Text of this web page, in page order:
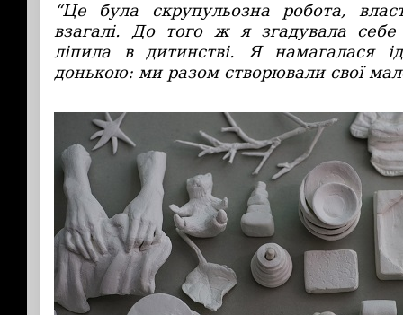
“Це була скрупульозна робота,
взагалі. До того ж я згадувала
ліпила в дитинстві. Я намагалася
донькою: ми разом створювали свої